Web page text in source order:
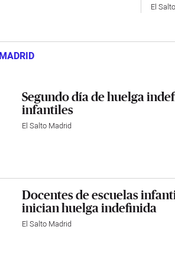
El
Segundo día de huelga
infantiles
El Salto Madrid
Docentes de escuelas
inician huelga indefinida
El Salto Madrid